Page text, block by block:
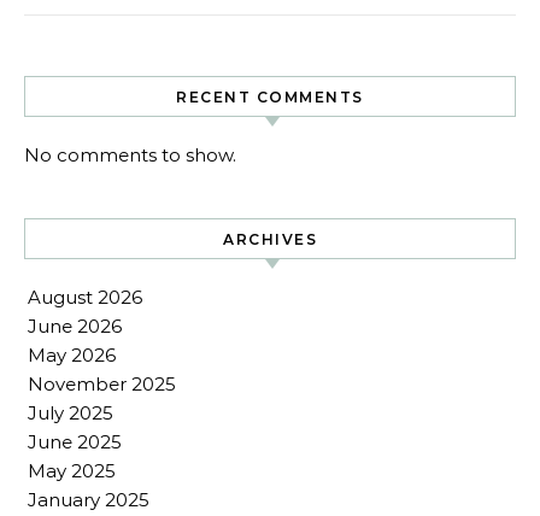
RECENT COMMENTS
No comments to show.
ARCHIVES
August 2026
June 2026
May 2026
November 2025
July 2025
June 2025
May 2025
January 2025